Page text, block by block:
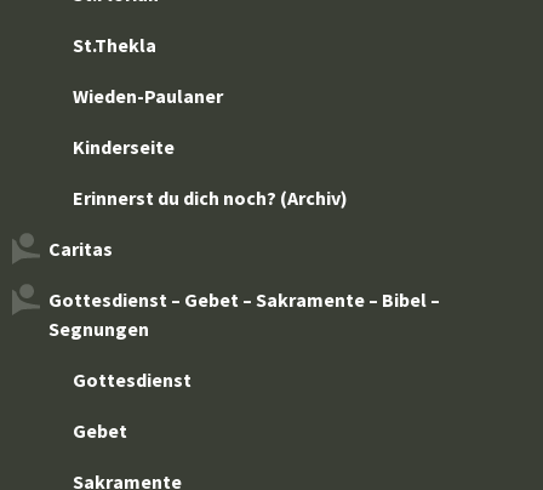
St.Thekla
Wieden-Paulaner
Kinderseite
Erinnerst du dich noch? (Archiv)
Caritas
Gottesdienst – Gebet – Sakramente – Bibel –
Segnungen
Gottesdienst
Gebet
Sakramente